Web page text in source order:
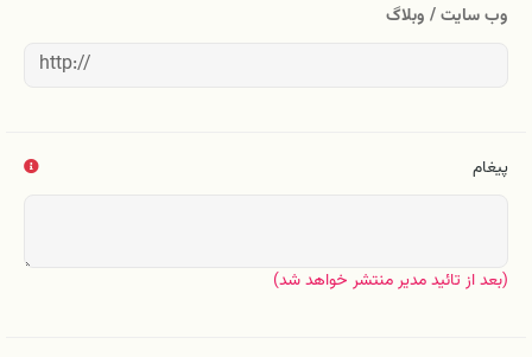
وب سایت / وبلاگ
پیغام
(بعد از تائید مدیر منتشر خواهد شد)